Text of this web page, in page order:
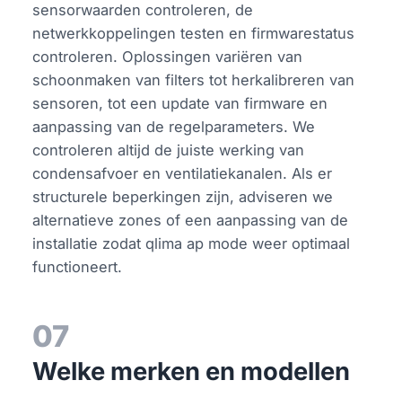
sensorwaarden controleren, de
netwerkkoppelingen testen en firmwarestatus
controleren. Oplossingen variëren van
schoonmaken van filters tot herkalibreren van
sensoren, tot een update van firmware en
aanpassing van de regelparameters. We
controleren altijd de juiste werking van
condensafvoer en ventilatiekanalen. Als er
structurele beperkingen zijn, adviseren we
alternatieve zones of een aanpassing van de
installatie zodat qlima ap mode weer optimaal
functioneert.
07
Welke merken en modellen